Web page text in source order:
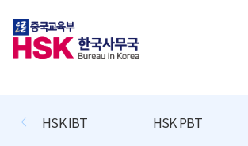
HSK IBT HSK PBT